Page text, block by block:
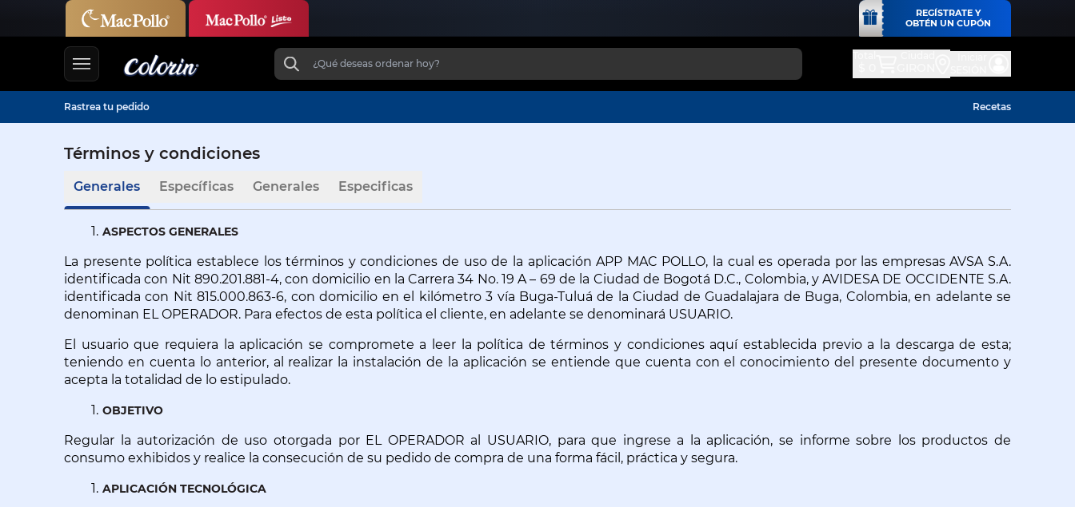
REGÍSTRATE Y
OBTÉN UN CUPÓN
Rastrea tu pedido Recetas
Términos y condiciones
Generales Específicas Generales Especificas
ASPECTOS GENERALES
La presente política establece los términos y condiciones de uso de la aplicación APP MAC POLLO, la cual es operada por las empresas AVSA S.A.
identificada con Nit 890.201.881-4, con domicilio en la Carrera 34 No. 19 A – 69 de la Ciudad de Bogotá D.C., Colombia, y AVIDESA DE OCCIDENTE S.A.
identificada con Nit 815.000.863-6, con domicilio en el kilómetro 3 vía Buga-Tuluá de la Ciudad de Guadalajara de Buga, Colombia, en adelante se
denominan EL OPERADOR. Para efectos de esta política el cliente, en adelante se denominará USUARIO.
El usuario que requiera la aplicación se compromete a leer la política de términos y condiciones aquí establecida previo a la descarga de esta;
teniendo en cuenta lo anterior, al realizar la instalación de la aplicación se entiende que cuenta con el conocimiento del presente documento y
acepta la totalidad de lo estipulado.
OBJETIVO
Regular la autorización de uso otorgada por EL OPERADOR al USUARIO, para que ingrese a la aplicación, se informe sobre los productos de
consumo exhibidos y realice la consecución de su pedido de compra de una forma fácil, práctica y segura.
APLICACIÓN TECNOLÓGICA